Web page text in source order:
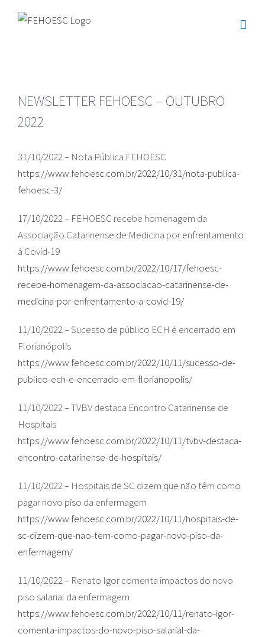
NEWSLETTER FEHOESC – OUTUBRO
2022
31/10/2022 – Nota Pública FEHOESC
https://www.fehoesc.com.br/2022/10/31/nota-publica-
fehoesc-3/
17/10/2022 – FEHOESC recebe homenagem da
Associação Catarinense de Medicina por enfrentamento
à Covid-19
https://www.fehoesc.com.br/2022/10/17/fehoesc-
recebe-homenagem-da-associacao-catarinense-de-
medicina-por-enfrentamento-a-covid-19/
11/10/2022 – Sucesso de público ECH é encerrado em
Florianópolis
https://www.fehoesc.com.br/2022/10/11/sucesso-de-
publico-ech-e-encerrado-em-florianopolis/
11/10/2022 – TVBV destaca Encontro Catarinense de
Hospitais
https://www.fehoesc.com.br/2022/10/11/tvbv-destaca-
encontro-catarinense-de-hospitais/
11/10/2022 – Hospitais de SC dizem que não têm como
pagar novo piso da enfermagem
https://www.fehoesc.com.br/2022/10/11/hospitais-de-
sc-dizem-que-nao-tem-como-pagar-novo-piso-da-
enfermagem/
11/10/2022 – Renato Igor comenta impactos do novo
piso salarial da enfermagem
https://www.fehoesc.com.br/2022/10/11/renato-igor-
comenta-impactos-do-novo-piso-salarial-da-